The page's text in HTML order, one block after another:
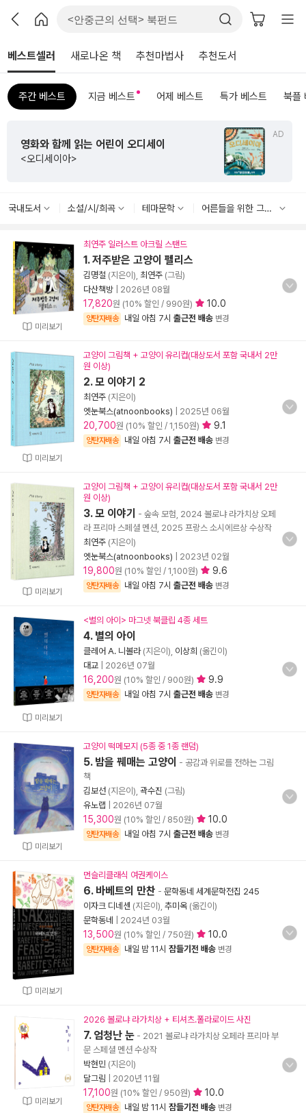
베스트셀러 새로나온 책 추천마법사 추천도서
주간 베스트 지금 베스트 어제 베스트 특가 베스트 북플
AD
영화와 함께 읽는 어린이 오디세이
<오디세이아>
국내도서 소설/시/희곡 테마문학 어른들을 위한 그림책
미리보기
최연주 일러스트 아크릴 스탠드
1. 저주받은 고양이 펠리스
김명철 (지은이), 최연주 (그림)
다산책방
2026년 08월
17,820원 (10% 할인 / 990원) 10.0
양탄자배송 내일 아침 7시 출근전 배송 변경
미리보기
고양이 그림책 + 고양이 유리컵(대상도서 포함 국내서 2만
원 이상)
2. 모 이야기 2
최연주 (지은이)
엣눈북스(atnoonbooks)
2025년 06월
20,700원 (10% 할인 / 1,150원) 9.1
양탄자배송 내일 아침 7시 출근전 배송 변경
미리보기
고양이 그림책 + 고양이 유리컵(대상도서 포함 국내서 2만
원 이상)
3. 모 이야기
- 숲속 모험, 2024 볼로냐 라가치상 오페
라 프리마 스페셜 멘션, 2025 프랑스 소시에르상 수상작
최연주 (지은이)
엣눈북스(atnoonbooks)
2023년 02월
19,800원 (10% 할인 / 1,100원) 9.6
양탄자배송 내일 아침 7시 출근전 배송 변경
미리보기
<별의 아이> 마그넷 북클립 4종 세트
4. 별의 아이
클레어 A. 니볼라(지은이), 이상희 (옮긴이)
대교
2026년 07월
16,200원 (10% 할인 / 900원) 9.9
양탄자배송 내일 아침 7시 출근전 배송 변경
미리보기
고양이 떡메모지 (5종 중 1종 랜덤)
5. 밤을 꿰매는 고양이 - 공감과 위로를 전하는 그림
책
김보선 (지은이), 곽수진 (그림)
유노랩
2026년 07월
15,300원 (10% 할인 / 850원) 10.0
양탄자배송 내일 아침 7시 출근전 배송 변경
미리보기
먼슬리클래식 여권케이스
6. 바베트의 만찬 - 문학동네 세계문학전집 245
이자크 디네센 (지은이), 추미옥 (옮긴이)
문학동네
2024년 03월
13,500원 (10% 할인 / 750원) 10.0
양탄자배송 내일 밤 11시 잠들기전 배송 변경
미리보기
2026 볼로냐 라가치상 + 티셔츠.폴라로이드 사진
7. 엄청난 눈 - 2021 볼로냐 라가치상 오페라 프리마 부
문 스페셜 멘션 수상작
박현민 (지은이)
달그림
2020년 11월
17,100원 (10% 할인 / 950원) 10.0
양탄자배송 내일 밤 11시 잠들기전 배송 변경